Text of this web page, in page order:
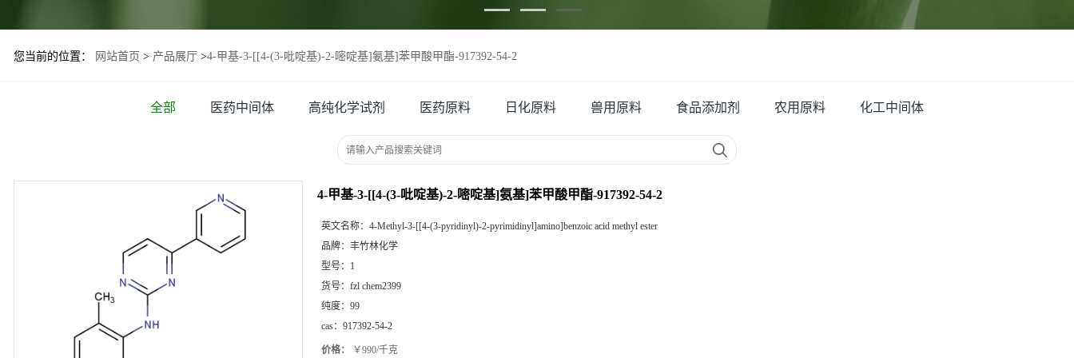
您当前的位置： 网站首页 > 产品展厅 >4-甲基-3-[[4-(3-吡啶基)-2-嘧啶基]氨基]苯甲酸甲酯-917392-54-2
全部 医药中间体 高纯化学试剂 医药原料 日化原料 兽用原料 食品添加剂 农用原料 化工中间体
4-甲基-3-[[4-(3-吡啶基)-2-嘧啶基]氨基]苯甲酸甲酯-917392-54-2
英文名称： 4-Methyl-3-[[4-(3-pyridinyl)-2-pyrimidinyl]amino]benzoic acid methyl ester
品牌： 丰竹林化学
型号： 1
货号： fzl chem2399
纯度： 99
cas： 917392-54-2
价格： ￥990/千克